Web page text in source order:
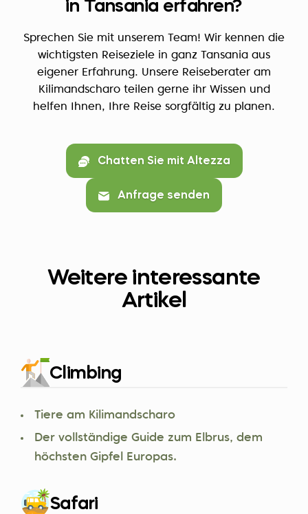
in Tansania erfahren?
Sprechen Sie mit unserem Team! Wir kennen die
wichtigsten Reiseziele in ganz Tansania aus
eigener Erfahrung. Unsere Reiseberater am
Kilimandscharo teilen gerne ihr Wissen und
helfen Ihnen, Ihre Reise sorgfältig zu planen.
Chatten Sie mit Altezza
Anfrage senden
Weitere interessante
Artikel
Climbing
Tiere am Kilimandscharo
Der vollständige Guide zum Elbrus, dem
höchsten Gipfel Europas.
Safari